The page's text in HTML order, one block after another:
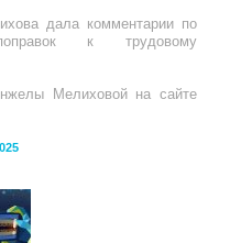
дала комментарии по
к трудовому
Мелиховой на сайте